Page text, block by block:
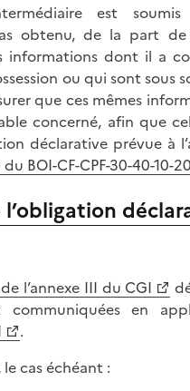
est
obtenu, de la part
informations dont il a
ou qui sont sous
que ces mêmes
concerné, afin que
déclarative prévue à
du BOI-CF-CPF-30-40-10-
l’annexe III du CGI
en
.
cas échéant :